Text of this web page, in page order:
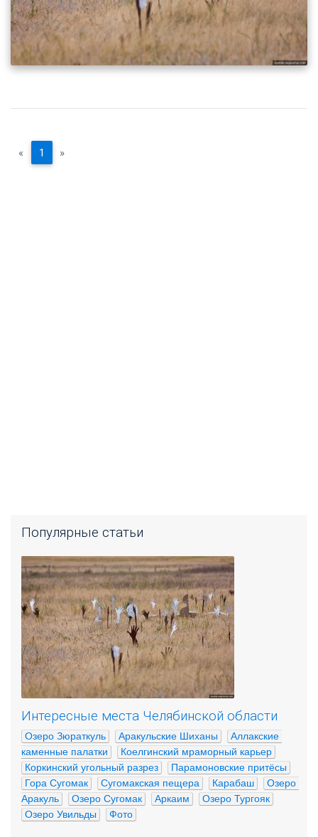
« 1 »
Популярные статьи
Интересные места Челябинской области
Озеро Зюраткуль Аракульские Шиханы
Аллакские
каменные палатки
Коелгинский мраморный карьер
Коркинский угольный разрез
Парамоновские притёсы
Гора Сугомак
Сугомакская пещера Карабаш
Озеро
Аракуль
Озеро Сугомак Аркаим
Озеро Тургояк
Озеро Увильды
Фото